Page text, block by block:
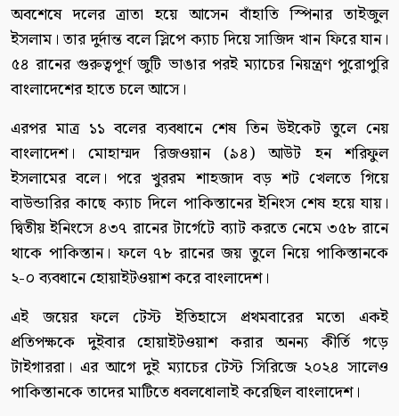
অবশেষে দলের ত্রাতা হয়ে আসেন বাঁহাতি স্পিনার তাইজুল
ইসলাম। তার দুর্দান্ত বলে স্লিপে ক্যাচ দিয়ে সাজিদ খান ফিরে যান।
৫৪ রানের গুরুত্বপূর্ণ জুটি ভাঙার পরই ম্যাচের নিয়ন্ত্রণ পুরোপুরি
বাংলাদেশের হাতে চলে আসে।
এরপর মাত্র ১১ বলের ব্যবধানে শেষ তিন উইকেট তুলে নেয়
বাংলাদেশ। মোহাম্মদ রিজওয়ান (৯৪) আউট হন শরিফুল
ইসলামের বলে। পরে খুররম শাহজাদ বড় শট খেলতে গিয়ে
বাউন্ডারির কাছে ক্যাচ দিলে পাকিস্তানের ইনিংস শেষ হয়ে যায়।
দ্বিতীয় ইনিংসে ৪৩৭ রানের টার্গেটে ব্যাট করতে নেমে ৩৫৮ রানে
থাকে পাকিস্তান। ফলে ৭৮ রানের জয় তুলে নিয়ে পাকিস্তানকে
২-০ ব্যবধানে হোয়াইটওয়াশ করে বাংলাদেশ।
এই জয়ের ফলে টেস্ট ইতিহাসে প্রথমবারের মতো একই
প্রতিপক্ষকে দুইবার হোয়াইটওয়াশ করার অনন্য কীর্তি গড়ে
টাইগাররা। এর আগে দুই ম্যাচের টেস্ট সিরিজে ২০২৪ সালেও
পাকিস্তানকে তাদের মাটিতে ধবলধোলাই করেছিল বাংলাদেশ।